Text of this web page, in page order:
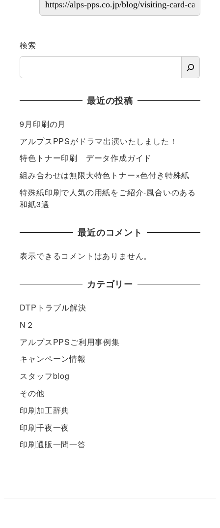
検索
最近の投稿
9月印刷の月
アルプスPPSがドラマ出演いたしました！
特色トナー印刷 データ作成ガイド
組み合わせは無限大特色トナー×色付き特殊紙
特殊紙印刷で人気の用紙をご紹介-風合いのある
和紙3選
最近のコメント
表示できるコメントはありません。
カテゴリー
DTPトラブル解決
N２
アルプスPPSご利用事例集
キャンペーン情報
スタッフblog
その他
印刷加工辞典
印刷千夜一夜
印刷通販一問一答